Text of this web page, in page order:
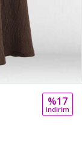
%17
i̇ndi̇ri̇m